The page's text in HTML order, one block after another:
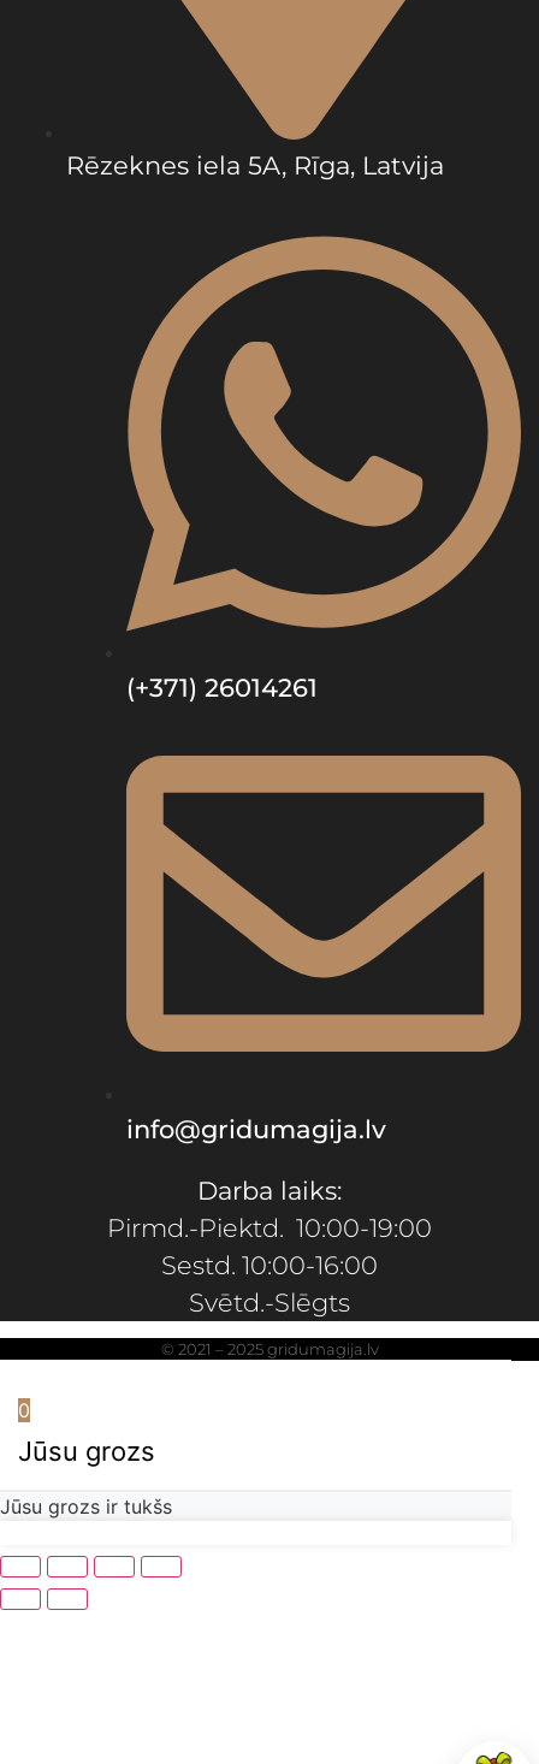
Rēzeknes iela 5A, Rīga, Latvija
(+371) 26014261
info@gridumagija.lv
Darba laiks:
Pirmd.-Piektd. 10:00-19:00
Sestd. 10:00-16:00
Svētd.-Slēgts
© 2021 – 2025 gridumagija.lv
0
Jūsu grozs
Jūsu grozs ir tukšs